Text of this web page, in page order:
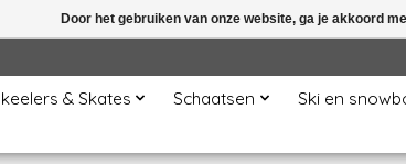
& Skates Schaatsen Ski en
Door het gebruiken van onze website, ga je akkoord